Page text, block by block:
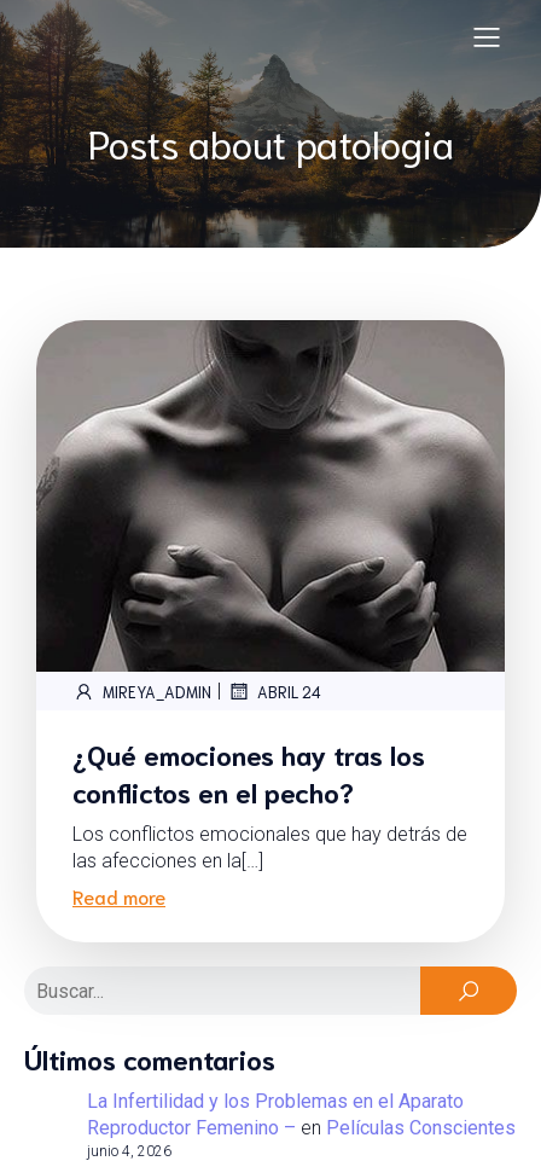
Posts about patologia
MIREYA_ADMIN | ABRIL 24
¿Qué emociones hay tras los
conflictos en el pecho?
Los conflictos emocionales que hay detrás de
las afecciones en la[…]
Read more
Últimos comentarios
La Infertilidad y los Problemas en el Aparato
Reproductor Femenino – en Películas Conscientes
junio 4, 2026